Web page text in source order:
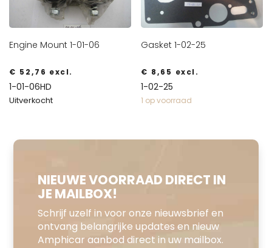
Engine Mount 1-01-06
€ 52,76 excl.
1-01-06HD
Uitverkocht
Gasket 1-02-25
€ 8,65 excl.
1-02-25
1 op voorraad
NIEUWE VOORRAAD DIRECT IN
JE MAILBOX!
Schrijf uzelf in voor onze nieuwsbrief en
ontvang belangrijke updates en nieuw
Amphicar aanbod direct in uw mailbox.